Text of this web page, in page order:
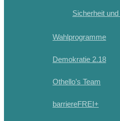
Sicherheit
Wahlprogramme
Demokratie 2.18
Othello’s Team
barriereFREI+